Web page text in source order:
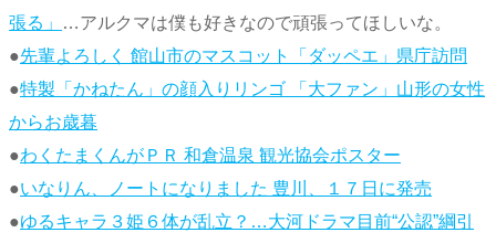
張る」
…アルクマは僕も好きなので頑張ってほしいな。
●先輩よろしく 館山市のマスコット「ダッペエ」県庁訪問
●特製「かねたん」の顔入りリンゴ 「大ファン」山形の女性
からお歳暮
●わくたまくんがＰＲ 和倉温泉 観光協会ポスター
●いなりん、ノートになりました 豊川、１７日に発売
●ゆるキャラ３姫６体が乱立？…大河ドラマ目前“公認”綱引